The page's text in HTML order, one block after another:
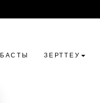
БАСТЫ ЗЕРТТЕУ